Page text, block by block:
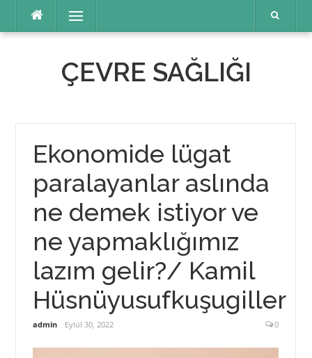
Menü
ÇEVRE SAĞLIĞI
Ekonomide lügat
paralayanlar aslında
ne demek istiyor ve
ne yapmaklığımız
lazım gelir?/ Kamil
Hüsnüyusufkuşugiller
admin Eylül 30, 2022 0